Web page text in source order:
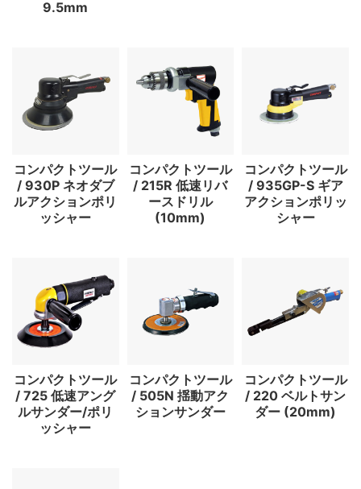
9.5mm
コンパクトツール
/ 930P ネオダブ
ルアクションポリ
ッシャー
コンパクトツール
/ 215R 低速リバ
ースドリル
(10mm)
コンパクトツール
/ 935GP-S ギア
アクションポリッ
シャー
コンパクトツール
/ 725 低速アング
ルサンダー/ポリ
ッシャー
コンパクトツール
/ 505N 揺動アク
ションサンダー
コンパクトツール
/ 220 ベルトサン
ダー (20mm)